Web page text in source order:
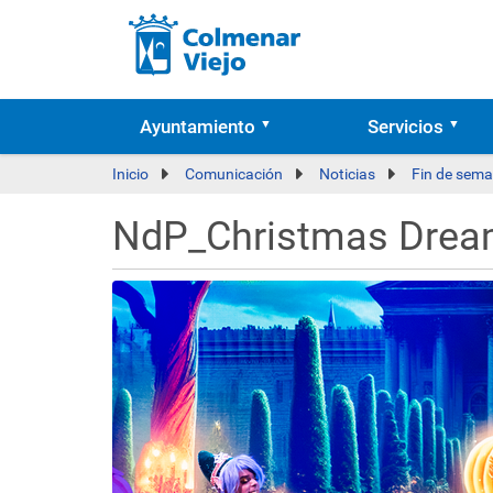
Ayuntamiento Servicios
Inicio Comunicación Noticias Fin de
NdP_Christmas